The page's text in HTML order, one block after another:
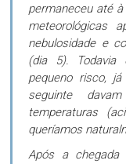
permaneceu até
meteorológicas
nebulosidade e
(dia 5). Todavia
pequeno risco,
seguinte
temperaturas
queríamos
Após a